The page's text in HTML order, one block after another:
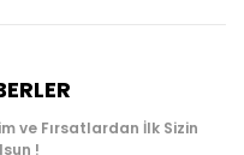
ve Fırsatlardan İlk Sizin
!